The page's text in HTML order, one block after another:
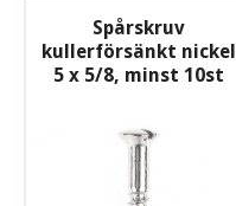
Spårskruv
kullerförsänkt nickel
5 x 5/8, minst 10st